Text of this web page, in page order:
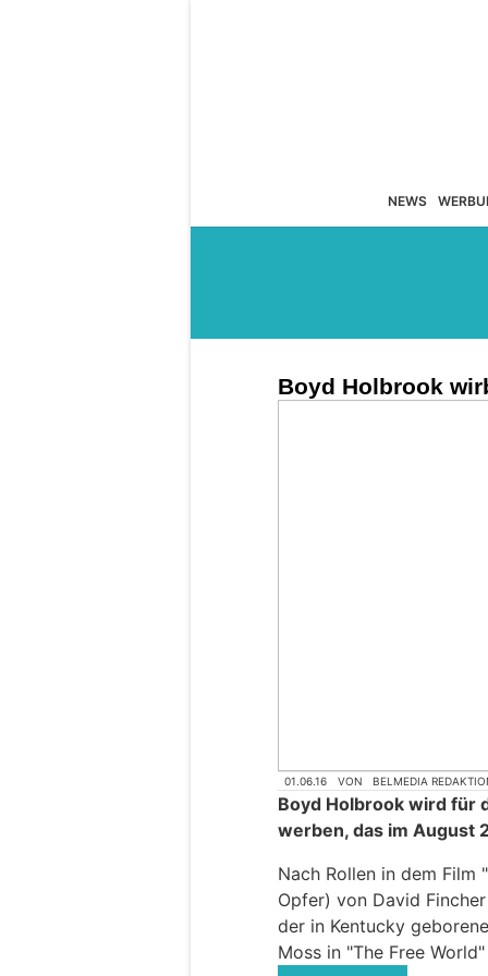
NEWS
Boyd Holbrook
01.06.16 VON BELMEDIA
Boyd Holbrook wird für
werben, das im August
Nach Rollen in dem
Opfer) von David
der in Kentucky
Moss in "The Free